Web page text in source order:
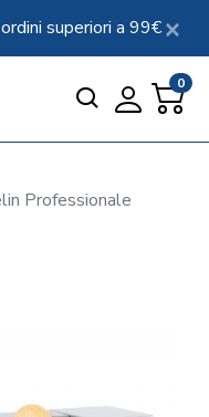
superiori a 99€
0
Professionale